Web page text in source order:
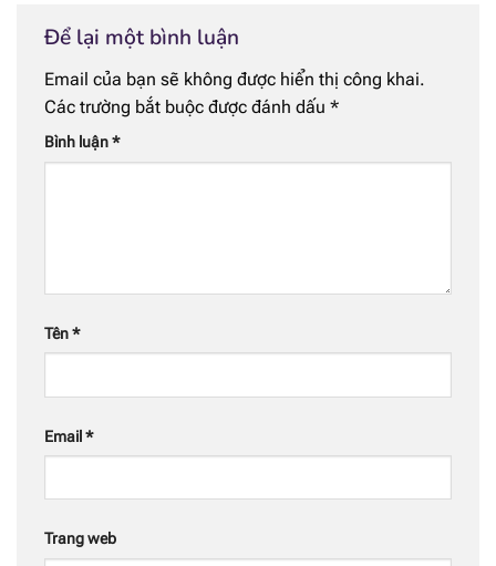
Để lại một bình luận
Email của bạn sẽ không được hiển thị công khai.
Các trường bắt buộc được đánh dấu *
Bình luận*
Tên*
Email *
Trang web